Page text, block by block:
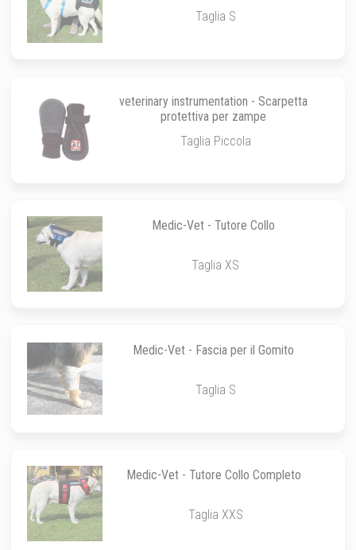
Taglia S
veterinary instrumentation - Scarpetta
protettiva per zampe
Taglia Piccola
Medic-Vet - Tutore Collo
Taglia XS
Medic-Vet - Fascia per il Gomito
Taglia S
Medic-Vet - Tutore Collo Completo
Taglia XXS